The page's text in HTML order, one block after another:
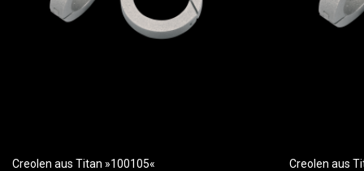
Creolen aus Titan »100105«
Creolen aus